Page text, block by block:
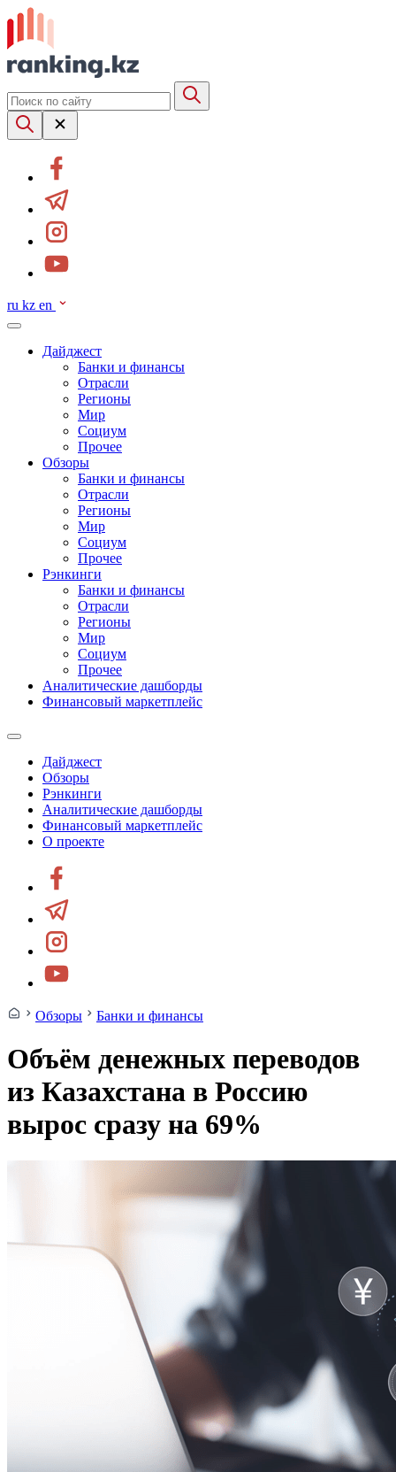
ru kz en
Дайджест
Банки и финансы
Отрасли
Регионы
Мир
Социум
Прочее
Обзоры
Банки и финансы
Отрасли
Регионы
Мир
Социум
Прочее
Рэнкинги
Банки и финансы
Отрасли
Регионы
Мир
Социум
Прочее
Аналитические дашборды
Финансовый маркетплейс
Дайджест
Обзоры
Рэнкинги
Аналитические дашборды
Финансовый маркетплейс
О проекте
Обзоры Банки и финансы
Объём денежных переводов
из Казахстана в Россию
вырос сразу на 69%